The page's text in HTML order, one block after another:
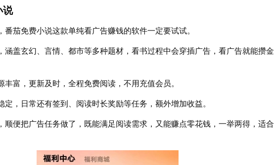
说
番茄免费小说这款单纯看广告赚钱的软件一定要试试。
涵盖玄幻、言情、都市等多种题材，看书过程中会穿插广告，看广告就能攒金
丰富，更新及时，全程免费阅读，不用充值会员。
定，日常还有签到、阅读时长奖励等任务，额外增加收益。
顺便把广告任务做了，既能满足阅读需求，又能赚点零花钱，一举两得，适合